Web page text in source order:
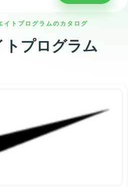
イトプログラムのカタログ
トプログラム